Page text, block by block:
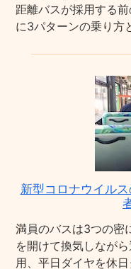
距離バスが採用する
に3パターンの乗り方
新型コロナウイル
満員のバスは3つの密
を開けて換気しなが
用、平日ダイヤを休